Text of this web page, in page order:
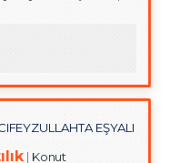
EŞYALI
Konut